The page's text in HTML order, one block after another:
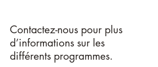
Contactez-nous pour plus
d’informations sur les
différents programmes.